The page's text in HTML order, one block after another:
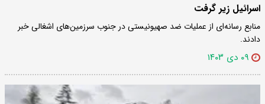
اسرائیل زیر گرفت
منابع رسانه‌ای از عملیات ضد صهیونیستی در جنوب سرزمین‌های اشغالی خبر
دادند.
۰۹ دی ۱۴۰۳